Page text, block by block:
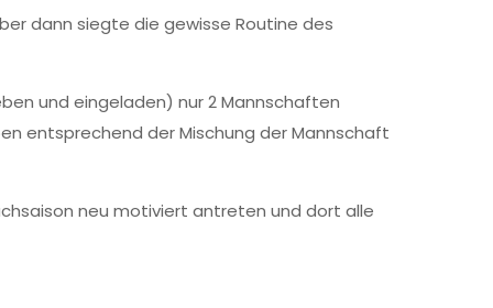
dann siegte die gewisse Routine des
und eingeladen) nur 2 Mannschaften
entsprechend der Mischung der Mannschaft
neu motiviert antreten und dort alle